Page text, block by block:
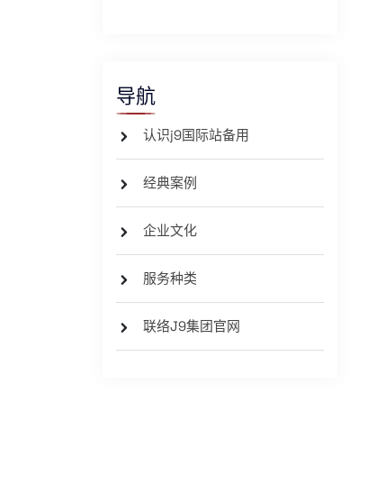
导航
认识j9国际站备用
经典案例
企业文化
服务种类
联络J9集团官网